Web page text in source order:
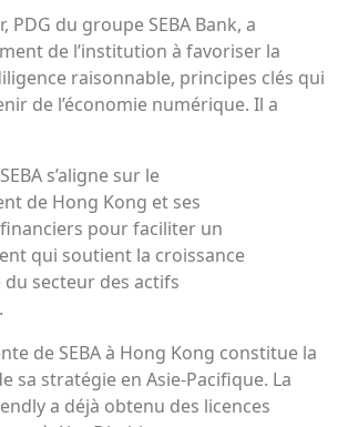
PDG du groupe SEBA Bank, a
de l’institution à favoriser la
raisonnable, principes clés qui
de l’économie numérique. Il a
s’aligne sur le
de Hong Kong et ses
pour faciliter un
qui soutient la croissance
secteur des actifs
de SEBA à Hong Kong constitue la
sa stratégie en Asie-Pacifique. La
a déjà obtenu des licences